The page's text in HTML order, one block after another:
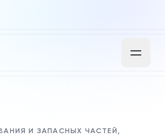
И ЗАПАСНЫХ ЧАСТЕЙ,